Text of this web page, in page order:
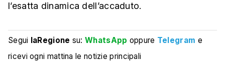
l’esatta dinamica dell’accaduto.
Segui laRegione su:WhatsApp oppure Telegram e
ricevi ogni mattina le notizie principali